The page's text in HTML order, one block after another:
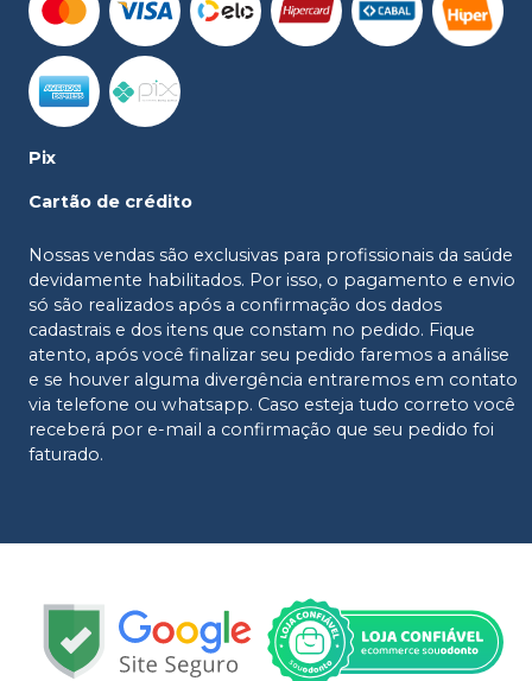
Pix
Cartão de crédito
Nossas vendas são exclusivas para profissionais da saúde
devidamente habilitados. Por isso, o pagamento e envio
só são realizados após a confirmação dos dados
cadastrais e dos itens que constam no pedido. Fique
atento, após você finalizar seu pedido faremos a análise
e se houver alguma divergência entraremos em contato
via telefone ou whatsapp. Caso esteja tudo correto você
receberá por e-mail a confirmação que seu pedido foi
faturado.